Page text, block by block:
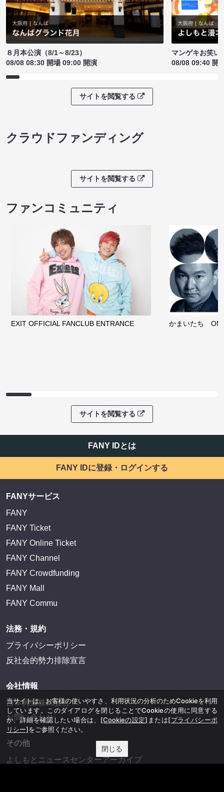
８月本公演（8/1～8/23）
08/08 08:30 開場 09:00 開演
マンゲキお笑い
08/08 09:40 開
サイトを閲覧する
クラウドファンディング
サイトを閲覧する
ファンコミュニティ
EXIT OFFICIAL FANCLUB ENTRANCE かまいたち
サイトを閲覧する
FANY IDとは
FANY IDに登録・ログインする
FANYサービス
FANY
FANY Ticket
FANY Online Ticket
FANY Channel
FANY Crowdfunding
FANY Mall
FANY Commu
法務・規約
プライバシーポリシー
反社会的勢力排除宣言
会社情報
吉本興業株式会社
お問い合わせ
その他
よしもとニュースセンターアーカイブ
当サイトは、お客様の使いやすさ、利用状況の分析のためCookieを利用
しています。このダイアログを閉じることでCookieの使用に同意する
か、詳細を確認したい場合は、 [Cookieの設定] または[プライバシーポ
リシー]をご参照ください。
閉じる